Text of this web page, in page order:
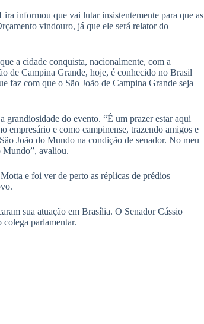
informou que vai lutar insistentemente para que as
vindouro, já que ele será relator do
a cidade conquista, nacionalmente, com a
de Campina Grande, hoje, é conhecido no Brasil
faz com que o São João de Campina Grande seja
grandiosidade do evento. “É um prazer estar aqui
empresário e como campinense, trazendo amigos e
João do Mundo na condição de senador. No meu
Mundo”, avaliou.
e foi ver de perto as réplicas de prédios
sua atuação em Brasília. O Senador Cássio
parlamentar.